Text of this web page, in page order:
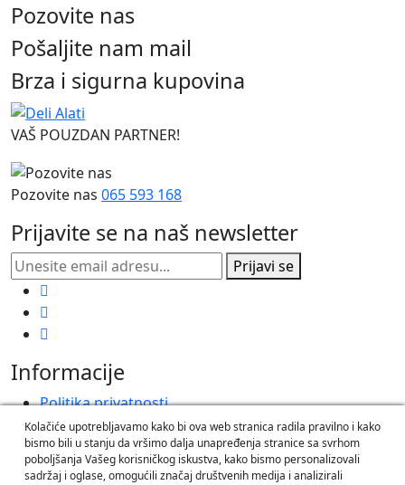
Pozovite nas
Pošaljite nam mail
Brza i sigurna kupovina
VAŠ POUZDAN PARTNER!
Pozovite nas 065 593 168
Prijavite se na naš newsletter
Prijavi se
Informacije
Politika privatnosti
Korišćenje kolačića
Informacije o dostavi
Kolačiće upotrebljavamo kako bi ova web stranica radila pravilno i kako
bismo bili u stanju da vršimo dalja unapređenja stranice sa svrhom
poboljšanja Vašeg korisničkog iskustva, kako bismo personalizovali
sadržaj i oglase, omogućili značaj društvenih medija i analizirali